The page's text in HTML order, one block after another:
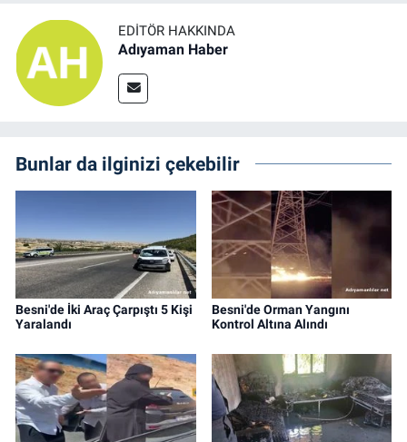
EDITÖR HAKKINDA
Adıyaman Haber
Bunlar da ilginizi çekebilir
Besni'de İki Araç Çarpıştı 5 Kişi
Yaralandı
Besni'de Orman Yangını
Kontrol Altına Alındı